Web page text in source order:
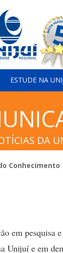
ESTUDE NA
DA
Conhecimento
em pesquisa
Unijuí e em